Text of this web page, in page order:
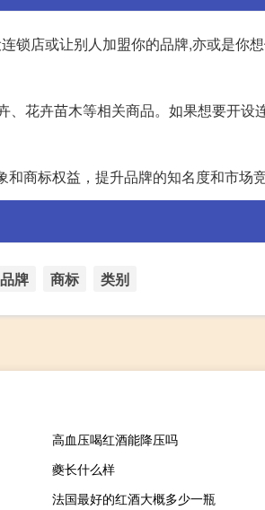
锁店或让别人加盟你的品牌,亦或是你
花卉苗木等相关商品。如果想要开设
商标权益，提升品牌的知名度和市场竞
品牌 商标 类别
高血压喝红酒能降压吗
夔长什么样
法国最好的红酒大概多少一瓶